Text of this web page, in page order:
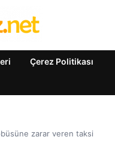
Çerez Politikası
zarar veren taksi